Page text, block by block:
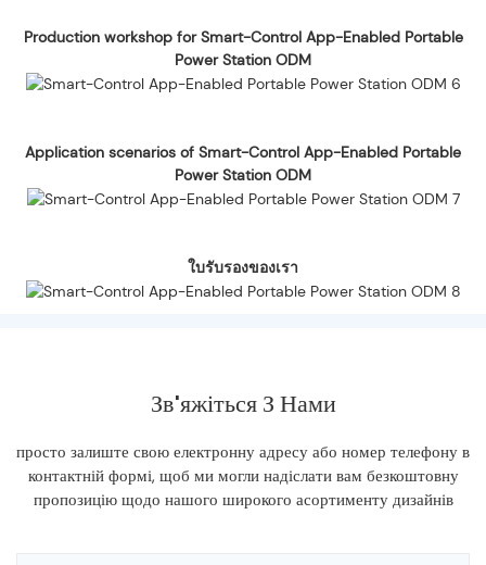
Production workshop for Smart-Control App-Enabled Portable
Power Station ODM
Application scenarios of Smart-Control App-Enabled Portable
Power Station ODM
ใบรับรองของเรา
Зв'яжіться З Нами
просто залиште свою електронну адресу або номер телефону в
контактній формі, щоб ми могли надіслати вам безкоштовну
пропозицію щодо нашого широкого асортименту дизайнів